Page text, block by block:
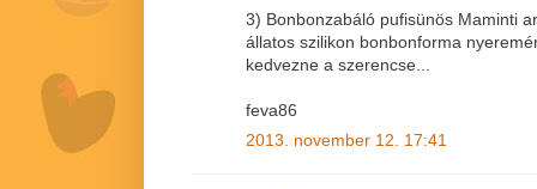
3) Bonbonzabáló pufisünös Maminti
állatos szilikon bonbonforma
kedvezne a szerencse...
feva86
2013. november 12. 17:41